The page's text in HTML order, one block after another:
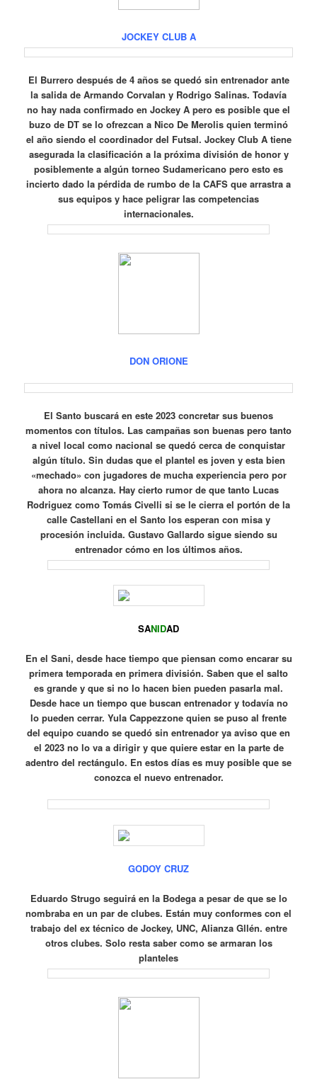
JOCKEY CLUB A
El Burrero después de 4 años se quedó sin entrenador ante
la salida de Armando Corvalan y Rodrigo Salinas. Todavía
no hay nada confirmado en Jockey A pero es posible que el
buzo de DT se lo ofrezcan a Nico De Merolis quien terminó
el año siendo el coordinador del Futsal. Jockey Club A tiene
asegurada la clasificación a la próxima división de honor y
posiblemente a algún torneo Sudamericano pero esto es
incierto dado la pérdida de rumbo de la CAFS que arrastra a
sus equipos y hace peligrar las competencias
internacionales.
DON ORIONE
El Santo buscará en este 2023 concretar sus buenos
momentos con títulos. Las campañas son buenas pero tanto
a nivel local como nacional se quedó cerca de conquistar
algún título. Sin dudas que el plantel es joven y esta bien
«mechado» con jugadores de mucha experiencia pero por
ahora no alcanza. Hay cierto rumor de que tanto Lucas
Rodriguez como Tomás Civelli si se le cierra el portón de la
calle Castellani en el Santo los esperan con misa y
procesión incluida. Gustavo Gallardo sigue siendo su
entrenador cómo en los últimos años.
SANIDAD
En el Sani, desde hace tiempo que piensan como encarar su
primera temporada en primera división. Saben que el salto
es grande y que si no lo hacen bien pueden pasarla mal.
Desde hace un tiempo que buscan entrenador y todavía no
lo pueden cerrar. Yula Cappezzone quien se puso al frente
del equipo cuando se quedó sin entrenador ya aviso que en
el 2023 no lo va a dirigir y que quiere estar en la parte de
adentro del rectángulo. En estos días es muy posible que se
conozca el nuevo entrenador.
GODOY CRUZ
Eduardo Strugo seguirá en la Bodega a pesar de que se lo
nombraba en un par de clubes. Están muy conformes con el
trabajo del ex técnico de Jockey, UNC, Alianza Gllén. entre
otros clubes. Solo resta saber como se armaran los
planteles